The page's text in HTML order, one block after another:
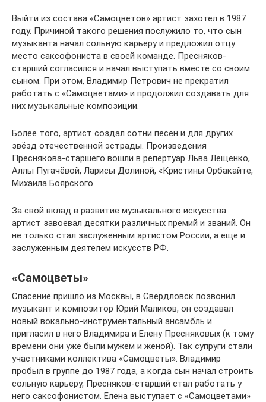
Выйти из состава «Самоцветов» артист захотел в 1987
году. Причиной такого решения послужило то, что сын
музыканта начал сольную карьеру и предложил отцу
место саксофониста в своей команде. Пресняков-
старший согласился и начал выступать вместе со своим
сыном. При этом, Владимир Петрович не прекратил
работать с «Самоцветами» и продолжил создавать для
них музыкальные композиции.
Более того, артист создал сотни песен и для других
звёзд отечественной эстрады. Произведения
Преснякова-старшего вошли в репертуар Льва Лещенко,
Аллы Пугачёвой, Ларисы Долиной, «Кристины Орбакайте,
Михаила Боярского.
За свой вклад в развитие музыкального искусства
артист завоевал десятки различных премий и званий. Он
не только стал заслуженным артистом России, а еще и
заслуженным деятелем искусств РФ.
«Самоцветы»
Спасение пришло из Москвы, в Свердловск позвонил
музыкант и композитор Юрий Маликов, он создавал
новый вокально-инструментальный ансамбль и
пригласил в него Владимира и Елену Пресняковых (к тому
времени они уже были мужем и женой). Так супруги стали
участниками коллектива «Самоцветы». Владимир
пробыл в группе до 1987 года, а когда сын начал строить
сольную карьеру, Пресняков-старший стал работать у
него саксофонистом. Елена выступает с «Самоцветами»